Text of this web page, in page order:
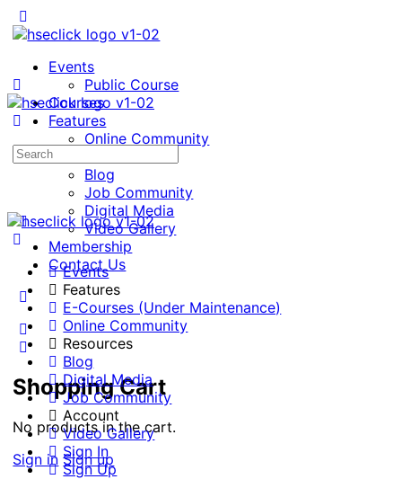
Events
Public Course
Courses
Features
Online Community
Resources
Blog
Job Community
Digital Media
Video Gallery
Membership
Contact Us
Shopping Cart
No products in the cart.
Sign in Sign up
Search
Events
Features
E-Courses (Under Maintenance)
Online Community
Resources
Blog
Digital Media
Job Community
Account
Video Gallery
Sign In
Sign Up